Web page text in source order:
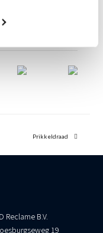
post:
Prikkeldraad
Reclame B.V.
19